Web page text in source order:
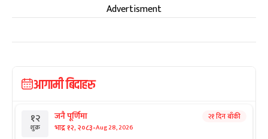
Advertisment
आगामी बिदाहरु
१२
शुक्र
जनै पूर्णिमा
भाद्र १२, २०८३-Aug 28, 2026
२१ दिन बाँकी